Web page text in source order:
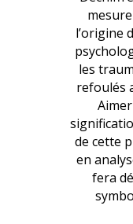
l’origine
les
refoulés
de cette
en
fera